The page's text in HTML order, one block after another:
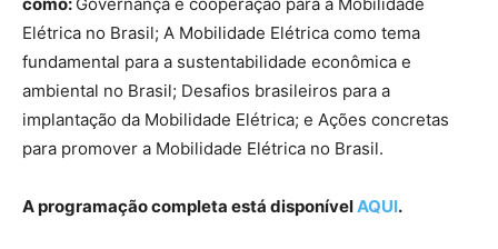
Elétrica no Brasil; A Mobilidade Elétrica como tema
fundamental para a sustentabilidade econômica e
ambiental no Brasil; Desafios brasileiros para a
implantação da Mobilidade Elétrica; e Ações concretas
para promover a Mobilidade Elétrica no Brasil.
A programação completa está disponívelAQUI.